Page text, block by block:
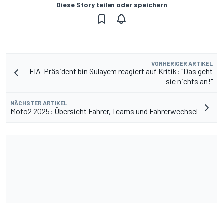
Diese Story teilen oder speichern
VORHERIGER ARTIKEL
FIA-Präsident bin Sulayem reagiert auf Kritik: "Das geht
sie nichts an!"
NÄCHSTER ARTIKEL
Moto2 2025: Übersicht Fahrer, Teams und Fahrerwechsel